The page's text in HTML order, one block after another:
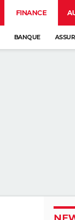
FINANCE
BANQUE